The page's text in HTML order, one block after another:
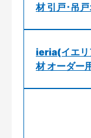
材 引戸･吊
ieria(イエリ
材 オーダー